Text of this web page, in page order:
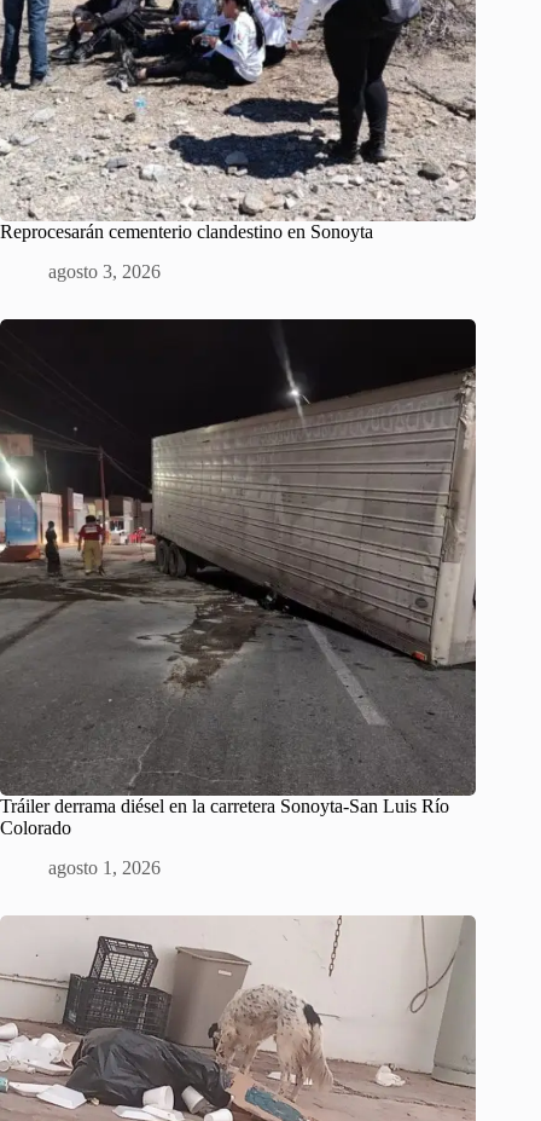
Reprocesarán cementerio clandestino en Sonoyta
agosto 3, 2026
Tráiler derrama diésel en la carretera Sonoyta-San Luis Río
Colorado
agosto 1, 2026